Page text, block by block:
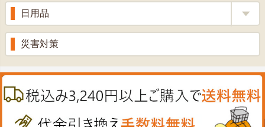
滋養強壮
消炎鎮痛剤
肌・皮膚のお薬
絆創膏
プロポリス
プラセンタ
肝油
鉄
ノコギリヤシ
甘酒
健康ドリンク
丼の素
のど飴
うどん・そば
喜多方ラーメン
カレー・シチュー
美容品
スキンクリーム＆美容パック
ウオッシュ＆ソープ
日用品
入浴剤
災害対策